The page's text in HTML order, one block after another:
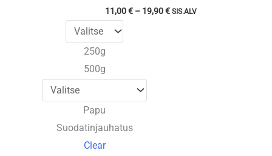
11,00€ – 19,90€Hintaluokka:
11,00 €
SIS.ALV
250g
500g
Papu
Suodatinjauhatus
Clear